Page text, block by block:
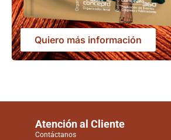
Quiero más información
Atención al Cliente
Contáctanos